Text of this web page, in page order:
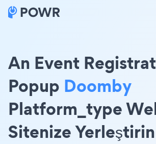
An Event
Popup Doomby
Platform_type
Sitenize Yerleştirin